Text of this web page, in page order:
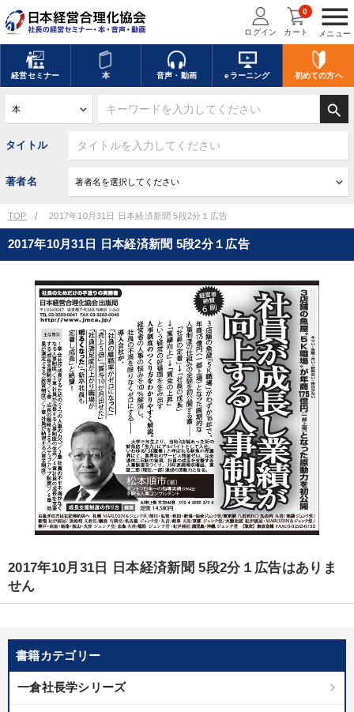
menu
メニュー
ログイン カート
0
経営セミナー 本 音声・動画 eラーニング 初めての方へ
search
タイトル
著者名
TOP 2017年10月31日 日本経済新聞 5段2分１広告
書籍カテゴリー
一倉社長学シリーズ
2017年10月31日 日本経済新聞 5段2分１広告
2017年10月31日 日本経済新聞 5段2分１広告はありま
せん